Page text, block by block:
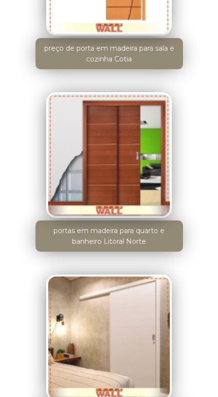
preço de porta em madeira para sala e
cozinha Cotia
portas em madeira para quarto e
banheiro Litoral Norte